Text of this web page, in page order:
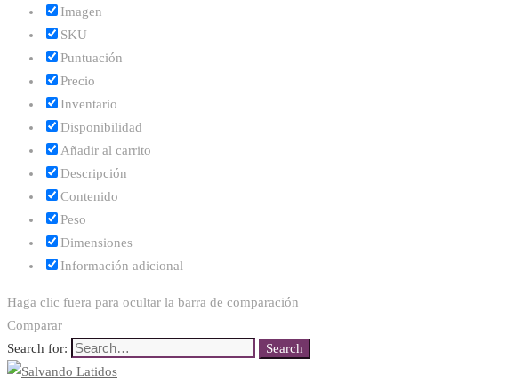
Imagen
SKU
Puntuación
Precio
Inventario
Disponibilidad
Añadir al carrito
Descripción
Contenido
Peso
Dimensiones
Información adicional
Haga clic fuera para ocultar la barra de comparación
Comparar
Search for:
Search